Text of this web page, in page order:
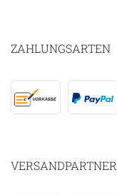
ZAHLUNGSARTEN
VERSANDPARTNER